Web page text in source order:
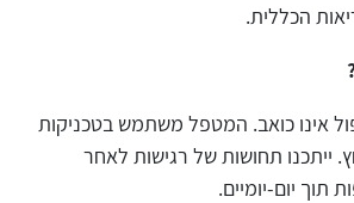
הכללית.
אינו כואב. המטפל משתמש בטכניקות
ייתכנו תחושות של רגישות לאחר
תוך יום-יומיים.